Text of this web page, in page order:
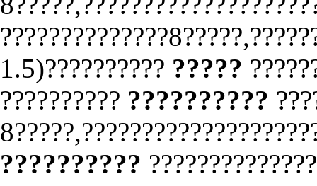
1.5)?????????? ?????
?????????? ??????????
?????????? ??????????????